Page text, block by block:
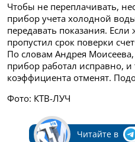
Чтобы не переплачивать,
прибор учета холодной
передавать показания.
пропустил срок поверки
По словам Андрея
прибор работал исправно, и
коэффициента отменят.
Фото: КТВ-ЛУЧ
Читайте в